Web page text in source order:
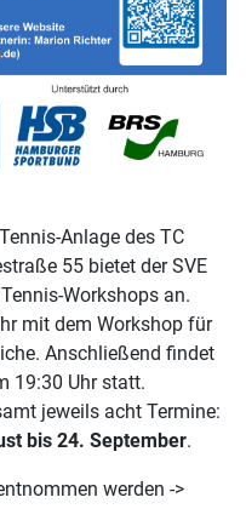
Anlage des TC
55 bietet der SVE
Workshops an.
mit dem Workshop für
Anschließend findet
19:30 Uhr statt.
jeweils acht Termine:
bis 24. September.
werden ->